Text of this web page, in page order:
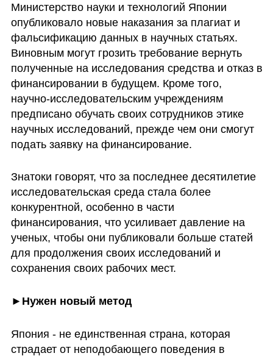
Министерство науки и технологий Японии
опубликовало новые наказания за плагиат и
фальсификацию данных в научных статьях.
Виновным могут грозить требование вернуть
полученные на исследования средства и отказ в
финансировании в будущем. Кроме того,
научно-исследовательским учреждениям
предписано обучать своих сотрудников этике
научных исследований, прежде чем они смогут
подать заявку на финансирование.
Знатоки говорят, что за последнее десятилетие
исследовательская среда стала более
конкурентной, особенно в части
финансирования, что усиливает давление на
ученых, чтобы они публиковали больше статей
для продолжения своих исследований и
сохранения своих рабочих мест.
►Нужен новый метод
Япония - не единственная страна, которая
страдает от неподобающего поведения в